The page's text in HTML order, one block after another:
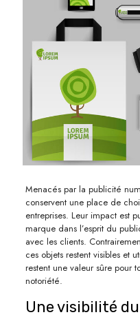
Menacés par la publicité
conservent une place de
entreprises. Leur impact est
marque dans l’esprit du
avec les clients.
ces objets restent visibles et
restent une valeur sûre pour
notoriété.
Une visibilité